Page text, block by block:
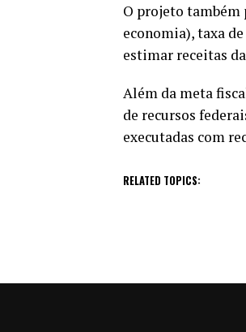
O projeto também
economia), taxa
estimar receitas
Além da meta
de recursos
executadas com
RELATED TOPICS: